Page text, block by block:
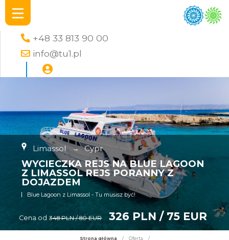
+48 33 813 90 00
info@tu1.pl
Limassol → Cypr
WYCIECZKA REJS NA BLUE LAGOON
Z LIMASSOL REJS PORANNY Z
DOJAZDEM
Blue Lagoon z Limassol - Tu musisz być!
Cena od 348 PLN / 80 EUR 326 PLN / 75 EUR
Strona główna / Oferta
/